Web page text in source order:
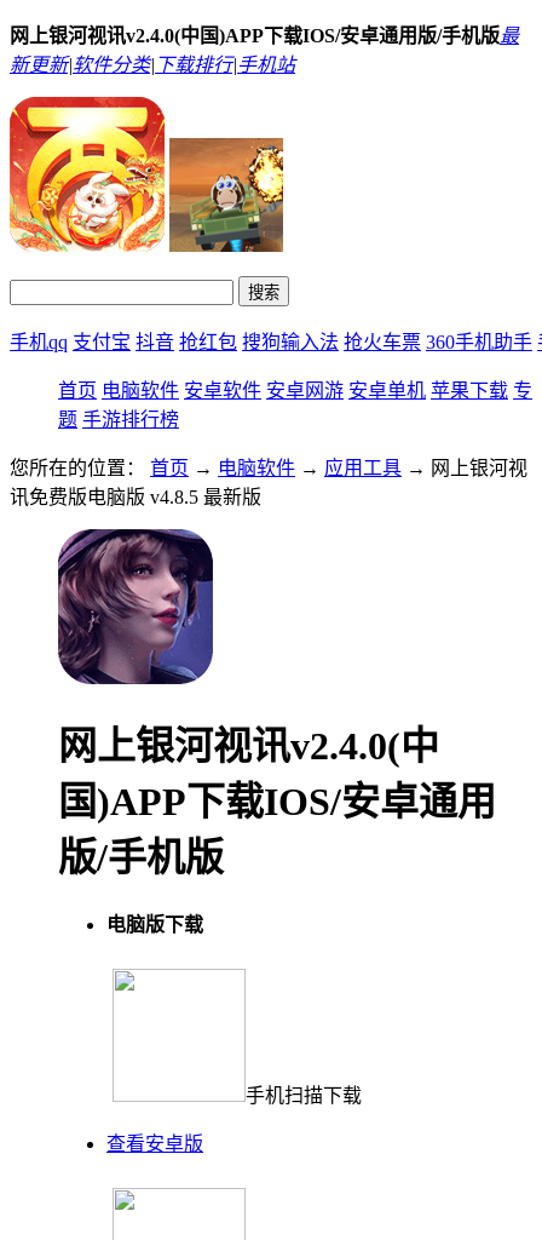
网上银河视讯v2.4.0(中国)APP下载IOS/安卓通用版/手机版最
新更新|软件分类| 下载排行|手机站
手机qq 支付宝 抖音 抢红包 搜狗输入法 抢火车票 360手机助手
首页 电脑软件 安卓软件 安卓网游 安卓单机 苹果下载 专
题 手游排行榜
您所在的位置： 首页 → 电脑软件 → 应用工具 → 网上银河视
讯免费版电脑版 v4.8.5 最新版
网上银河视讯v2.4.0(中
国)APP下载IOS/安卓通用
版/手机版
电脑版下载
手机扫描下载
查看安卓版